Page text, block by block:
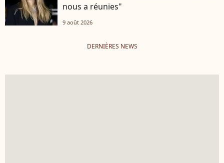
nous a réunies"
9 août 2026
DERNIÈRES NEWS